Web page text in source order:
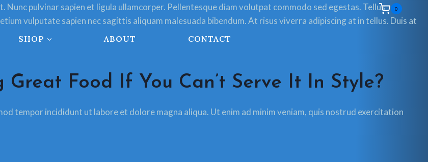
0
SHOP ABOUT CONTACT
Nunc pulvinar sapien et ligula ullamcorper. Pellentesque diam volutpat commodo sed egestas. Tellus
vulputate sapien nec sagittis aliquam malesuada bibendum. At risus viverra adipiscing at in tellus. Duis at
Food If You Can’t Serve It In Style?
tempor incididunt ut labore et dolore magna aliqua. Ut enim ad minim veniam, quis nostrud exercitation